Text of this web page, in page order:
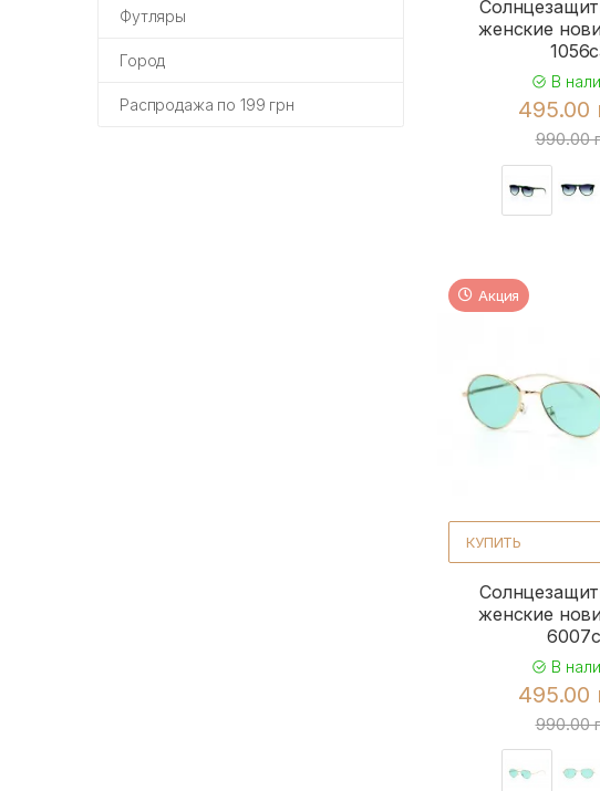
Футляры
Город
Распродажа по 199 грн
женские
В
495.00
990.00
Акция
КУПИТЬ
женские
В
495.00
990.00